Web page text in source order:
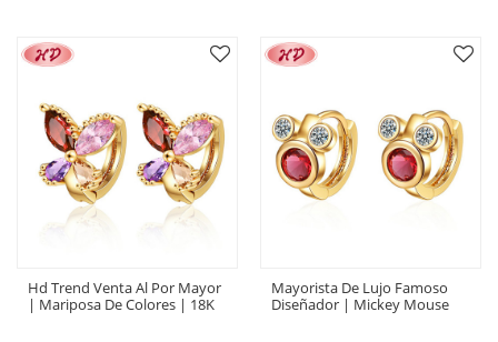
Brillo Para Las Mujeres
Pendiente
Pendientes Mujer Vintage
Tortuga
Hd Trend Venta Al Por Mayor
| Mariposa De Colores | 18K
Mayorista De Lujo Famoso
Diseñador | Mickey Mouse